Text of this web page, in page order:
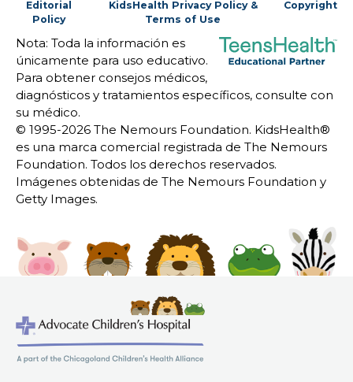
Editorial
Policy
KidsHealth Privacy Policy &
Terms of Use
Copyright
Nota: Toda la información es
únicamente para uso educativo.
Para obtener consejos médicos,
diagnósticos y tratamientos específicos, consulte con
su médico.
© 1995-2026 The Nemours Foundation. KidsHealth®
es una marca comercial registrada de The Nemours
Foundation. Todos los derechos reservados.
Imágenes obtenidas de The Nemours Foundation y
Getty Images.